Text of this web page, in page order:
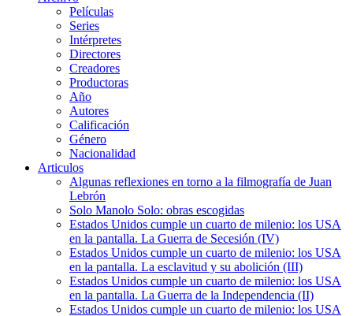
Películas
Series
Intérpretes
Directores
Creadores
Productoras
Año
Autores
Calificación
Género
Nacionalidad
Articulos
Algunas reflexiones en torno a la filmografía de Juan
Lebrón
Solo Manolo Solo: obras escogidas
Estados Unidos cumple un cuarto de milenio: los USA
en la pantalla. La Guerra de Secesión (IV)
Estados Unidos cumple un cuarto de milenio: los USA
en la pantalla. La esclavitud y su abolición (III)
Estados Unidos cumple un cuarto de milenio: los USA
en la pantalla. La Guerra de la Independencia (II)
Estados Unidos cumple un cuarto de milenio: los USA